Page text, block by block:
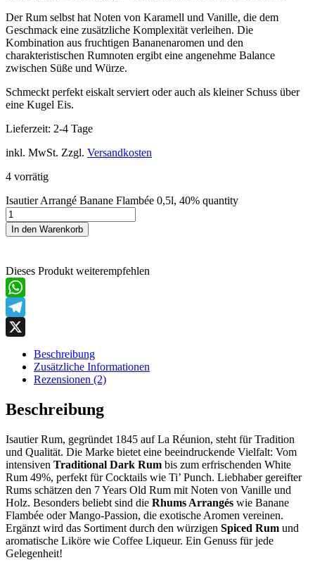
Der Rum selbst hat Noten von Karamell und Vanille, die dem
Geschmack eine zusätzliche Komplexität verleihen. Die
Kombination aus fruchtigen Bananenaromen und den
charakteristischen Rumnoten ergibt eine angenehme Balance
zwischen Süße und Würze.
Schmeckt perfekt eiskalt serviert oder auch als kleiner Schuss über
eine Kugel Eis.
Lieferzeit: 2-4 Tage
inkl. MwSt. Zzgl. Versandkosten
4 vorrätig
Isautier Arrangé Banane Flambée 0,5l, 40% quantity
In den Warenkorb
Dieses Produkt weiterempfehlen
WhatsApp
Telegram
Beschreibung
Zusätzliche Informationen
Rezensionen (2)
Beschreibung
Isautier Rum, gegründet 1845 auf La Réunion, steht für Tradition
und Qualität. Die Marke bietet eine beeindruckende Vielfalt: Vom
intensiven Traditional Dark Rum bis zum erfrischenden White
Rum 49%, perfekt für Cocktails wie Ti’ Punch. Liebhaber gereifter
Rums schätzen den 7 Years Old Rum mit Noten von Vanille und
Holz. Besonders beliebt sind die Rhums Arrangés wie Banane
Flambée oder Mango-Passion, die exotische Aromen vereinen.
Ergänzt wird das Sortiment durch den würzigen Spiced Rum und
aromatische Liköre wie Coffee Liqueur. Ein Genuss für jede
Gelegenheit!